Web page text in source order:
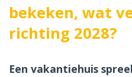
bekeken, wat
richting 2028?
Een vakantiehuis